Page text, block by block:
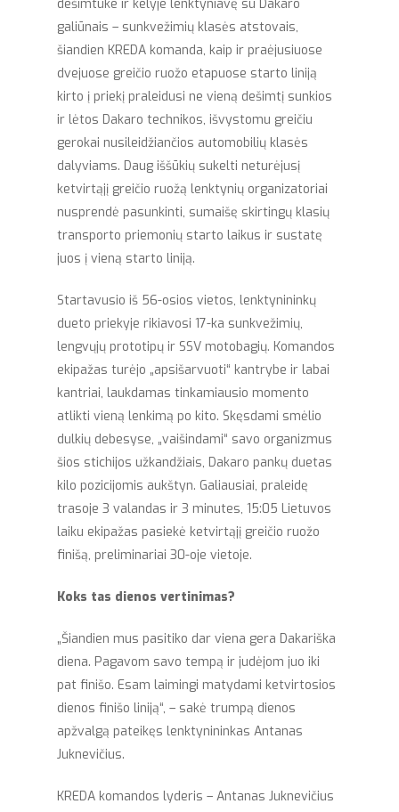
dešimtuke ir kelyje lenktyniavę su Dakaro
galiūnais – sunkvežimių klasės atstovais,
šiandien KREDA komanda, kaip ir praėjusiuose
dvejuose greičio ruožo etapuose starto liniją
kirto į priekį praleidusi ne vieną dešimtį sunkios
ir lėtos Dakaro technikos, išvystomu greičiu
gerokai nusileidžiančios automobilių klasės
dalyviams. Daug iššūkių sukelti neturėjusį
ketvirtąjį greičio ruožą lenktynių organizatoriai
nusprendė pasunkinti, sumaišę skirtingų klasių
transporto priemonių starto laikus ir sustatę
juos į vieną starto liniją.
Startavusio iš 56-osios vietos, lenktynininkų
dueto priekyje rikiavosi 17-ka sunkvežimių,
lengvųjų prototipų ir SSV motobagių. Komandos
ekipažas turėjo „apsišarvuoti“ kantrybe ir labai
kantriai, laukdamas tinkamiausio momento
atlikti vieną lenkimą po kito. Skęsdami smėlio
dulkių debesyse, „vaišindami“ savo organizmus
šios stichijos užkandžiais, Dakaro pankų duetas
kilo pozicijomis aukštyn. Galiausiai, praleidę
trasoje 3 valandas ir 3 minutes, 15:05 Lietuvos
laiku ekipažas pasiekė ketvirtąjį greičio ruožo
finišą, preliminariai 30-oje vietoje.
Koks tas dienos vertinimas?
„Šiandien mus pasitiko dar viena gera Dakariška
diena. Pagavom savo tempą ir judėjom juo iki
pat finišo. Esam laimingi matydami ketvirtosios
dienos finišo liniją“, – sakė trumpą dienos
apžvalgą pateikęs lenktynininkas Antanas
Juknevičius.
KREDA komandos lyderis – Antanas Juknevičius